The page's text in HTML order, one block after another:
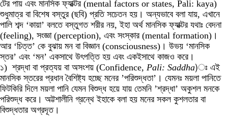
টের পায় এবং মানসিক ফ্যাক্টর (mental factors or states, Pali: kaya)
শুধুমাত্র বা বিশেষ বস্তুর (ছবি) প্রতি সচেতন হয়। অন্যভাবে বলা যায়, এখানে
পালি শব্দ ‘কায়া’ বলতে বস্তুগত শরীর নয়, ইহা অর্থ মানসিক ফ্যাক্টর যথাঃ বেদনা
(feeling), সংজ্ঞা (perception), এবং সংস্কার (mental formation)।
আর ‘চিত্ত’ কে বুঝায় মন বা বিজ্ঞান (consciousness)। উভয় ‘মানসিক
স্তর’ এবং ‘মন’ একসাথে উৎপত্তি হয় এবং একইসাথে কাজও করে।
১) শ্রদ্ধা বা প্রত্যয় বা অসংশয় (Confidence, Pali: Saddha)ঃ এই
মানসিক স্তরের প্রধান বৈশিষ্ট্য হচ্ছে মনের ’পরিশুদ্ধতা’। যেমনঃ ময়লা পানিতে
ফিটকিরি দিলে ময়লা পানি যেমন বিশুদ্ধ হয়ে যায় তেমনি ’শ্রদ্ধা’ অকুশল মনকে
পরিশুদ্ধ করে। অট্টশালীনি গ্রন্থে ইহাকে বলা হয় মনের সকল কুশলতার বা
বিশুদ্ধতার অগ্রদূত।